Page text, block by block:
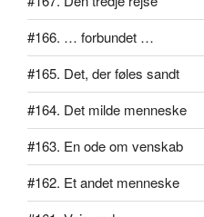
#166. … forbundet …
#165. Det, der føles sandt
#164. Det milde menneske
#163. En ode om venskab
#162. Et andet menneske